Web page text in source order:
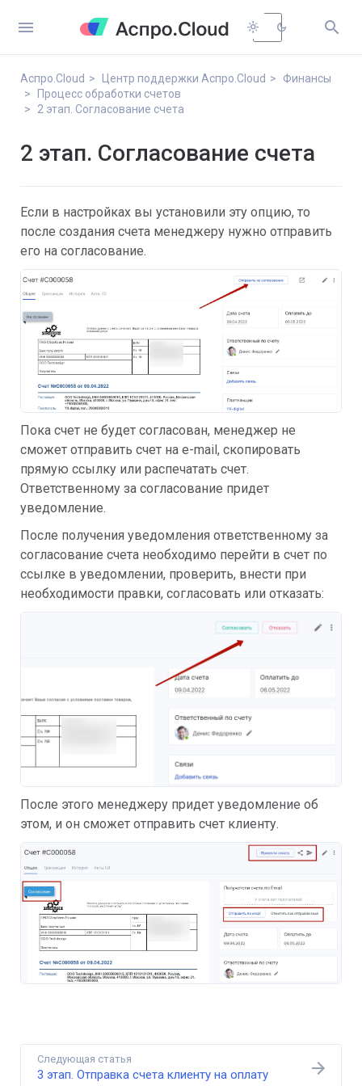
 light_mode dark_mode 
Аспро.Cloud Центр поддержки Аспро.Cloud
Финансы
Процесс обработки счетов
2 этап. Согласование счета
2 этап. Согласование счета
Если в настройках вы установили эту опцию, то
после создания счета менеджеру нужно отправить
его на согласование.
Пока счет не будет согласован, менеджер не
сможет отправить счет на e-mail, скопировать
прямую ссылку или распечатать счет.
Ответственному за согласование придет
уведомление.
После получения уведомления ответственному за
согласование счета необходимо перейти в счет по
ссылке в уведомлении, проверить, внести при
необходимости правки, согласовать или отказать:
После этого менеджеру придет уведомление об
этом, и он сможет отправить счет клиенту.
Следующая статья
3 этап. Отправка счета клиенту на оплату